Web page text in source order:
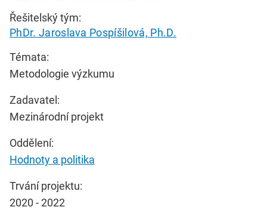
Řešitelský tým:
PhDr. Jaroslava Pospíšilová, Ph.D.
Témata:
Metodologie výzkumu
Zadavatel:
Mezinárodní projekt
Oddělení:
Hodnoty a politika
Trvání projektu:
2020 - 2022